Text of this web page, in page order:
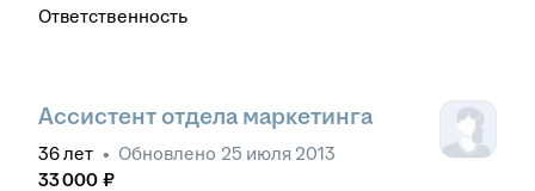
Ответственность
Ассистент отдела маркетинга
36лет • Обновлено 25 июля 2013
33 000 ₽